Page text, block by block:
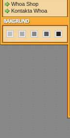
Whoa Shop
Kontakta Whoa